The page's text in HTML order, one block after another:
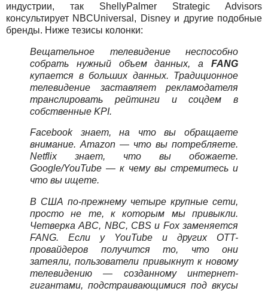
индустрии, так ShellyPalmer Strategic Advisors
консультирует NBCUniversal, Disney и другие подобные
бренды. Ниже тезисы колонки:
Вещательное телевидение неспособно
собрать нужный объем данных, а FANG
купается в больших данных. Традиционное
телевидение заставляет рекламодателя
транслировать рейтинги и соцдем в
собственные KPI.
Facebook знает, на что вы обращаете
внимание. Amazon — что вы потребляете.
Netflix знает, что вы обожаете.
Google/YouTube — к чему вы стремитесь и
что вы ищете.
В США по-прежнему четыре крупные сети,
просто не те, к которым мы привыкли.
Четверка ABC, NBC, CBS и Fox заменяется
FANG. Если у YouTube и других OTT-
провайдеров получится то, что они
затеяли, пользователи привыкнут к новому
телевидению — созданному интернет-
гигантами, подстраивающимися под вкусы